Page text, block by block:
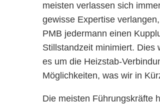
meisten verlassen sich
gewisse Expertise
PMB jedermann einen
Stillstandzeit minimiert. Dies
es um die Heizstab-
Möglichkeiten, was wir in
Die meisten Führungskräfte